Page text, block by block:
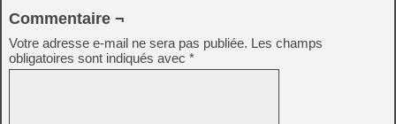
Commentaire ¬
Votre adresse e-mail ne sera pas publiée. Les champs
obligatoires sont indiqués avec *